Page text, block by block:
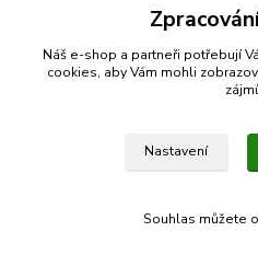
Axxon ONE - Školení
2 045 Kč
Náš e-shop a partneři potřebují
cookies, aby Vám mohli
Nastavení
Souhlas můžete